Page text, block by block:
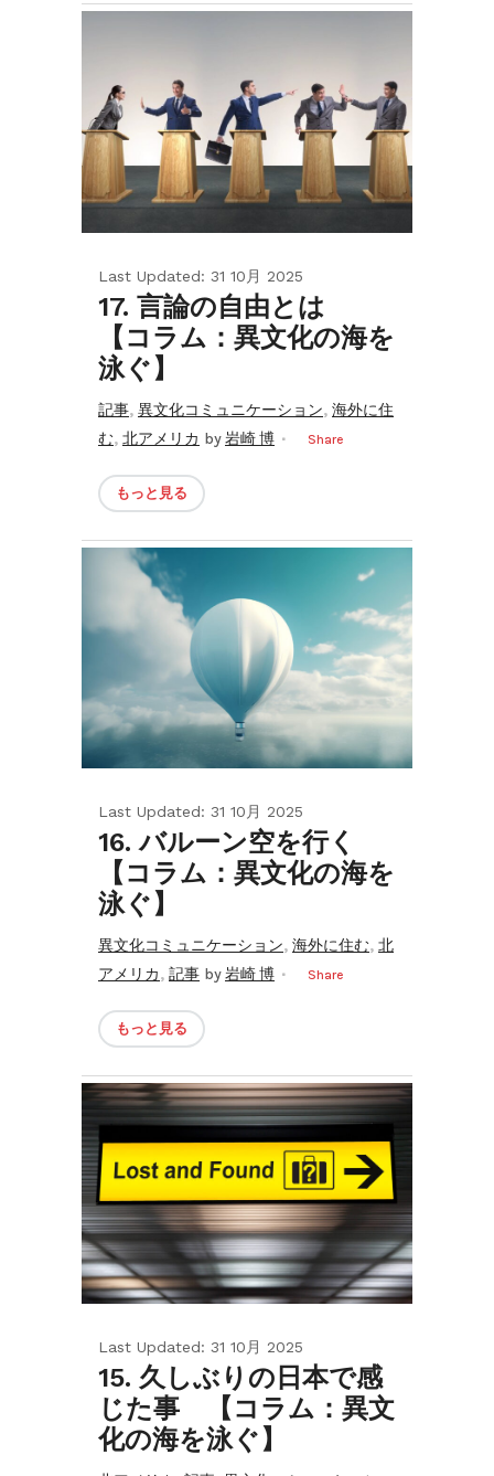
Last Updated: 31 10月 2025
17. 言論の自由とは
【コラム：異文化の海を
泳ぐ】
記事, 異文化コミュニケーション, 海外に住
む, 北アメリカ by岩崎 博 Share
もっと見る
Last Updated: 31 10月 2025
16. バルーン空を行く
【コラム：異文化の海を
泳ぐ】
異文化コミュニケーション, 海外に住む, 北
アメリカ, 記事 by岩崎 博 Share
もっと見る
Last Updated: 31 10月 2025
15. 久しぶりの日本で感
じた事 【コラム：異文
化の海を泳ぐ】